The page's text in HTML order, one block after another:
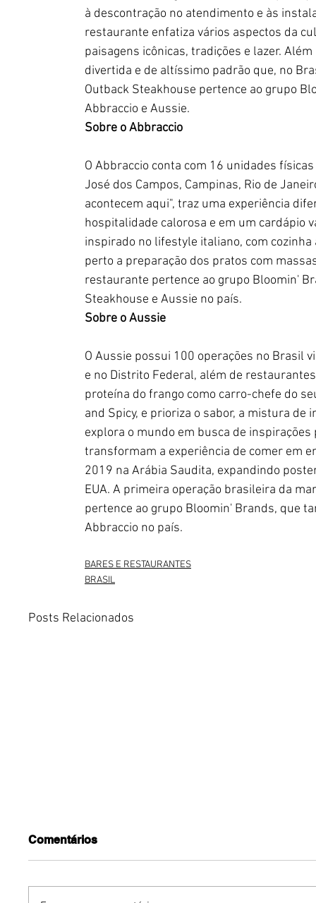
à descontração no atendimento e às
restaurante enfatiza vários aspectos da
paisagens icônicas, tradições e lazer.
divertida e de altíssimo padrão que, no
Outback Steakhouse pertence ao grupo
Abbraccio e Aussie.
Sobre o Abbraccio
O Abbraccio conta com 16 unidades
José dos Campos, Campinas, Rio de
acontecem aqui", traz uma experiência
hospitalidade calorosa e em um cardápio
inspirado no lifestyle italiano, com
perto a preparação dos pratos com
restaurante pertence ao grupo Bloomin'
Steakhouse e Aussie no país.
Sobre o Aussie
O Aussie possui 100 operações no Brasil
e no Distrito Federal, além de
proteína do frango como carro-chefe do
and Spicy, e prioriza o sabor, a mistura
explora o mundo em busca de
transformam a experiência de comer em
2019 na Arábia Saudita, expandindo
EUA. A primeira operação brasileira da
pertence ao grupo Bloomin' Brands, que
Abbraccio no país.
BARES E RESTAURANTES
BRASIL
Posts Relacionados
Comentários